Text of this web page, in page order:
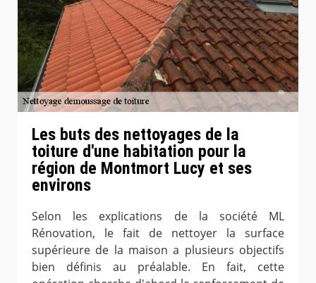
Les buts des nettoyages de la
toiture d'une habitation pour la
région de Montmort Lucy et ses
environs
Selon les explications de la société ML
Rénovation, le fait de nettoyer la surface
supérieure de la maison a plusieurs objectifs
bien définis au préalable. En fait, cette